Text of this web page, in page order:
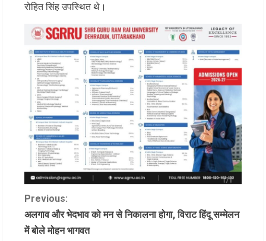
रोहित सिंह उपस्थित थे।
C
o
Previous:
अलगाव और भेदभाव को मन से निकालना होगा, विराट हिंदू सम्मेलन
में बोले मोहन भागवत